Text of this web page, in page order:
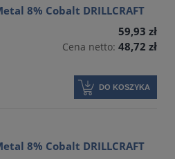
8% Cobalt DRILLCRAFT
59,93 zł
Cena netto: 48,72 zł
DO KOSZYKA
8% Cobalt DRILLCRAFT